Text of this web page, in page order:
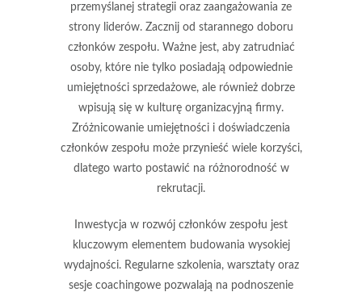
przemyślanej strategii oraz zaangażowania ze
strony liderów. Zacznij od starannego doboru
członków zespołu. Ważne jest, aby zatrudniać
osoby, które nie tylko posiadają odpowiednie
umiejętności sprzedażowe, ale również dobrze
wpisują się w kulturę organizacyjną firmy.
Zróżnicowanie umiejętności i doświadczenia
członków zespołu może przynieść wiele korzyści,
dlatego warto postawić na różnorodność w
rekrutacji.
Inwestycja w rozwój członków zespołu jest
kluczowym elementem budowania wysokiej
wydajności. Regularne szkolenia, warsztaty oraz
sesje coachingowe pozwalają na podnoszenie